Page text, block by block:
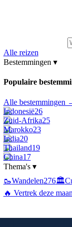
Alle reizen
Bestemmingen ▾
Populaire
Alle bestemmingen
Indonesië26
Zuid-Afrika25
Marokko23
India20
Thailand19
China17
Thema's ▾
🥾Wandelen276🏛️
🔥 Vertrek deze